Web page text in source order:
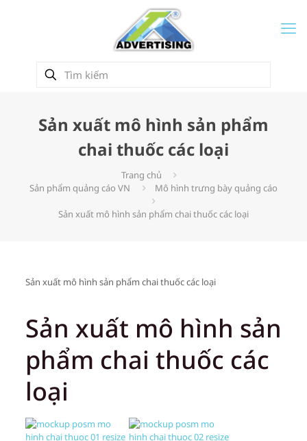
Sản xuất mô hình sản phẩm
chai thuốc các loại
Trang chủ
Sản phẩm quảng cáo VN
Mô hình trưng bày quảng cáo
Sản xuất mô hình sản phẩm chai thuốc các loại
Sản xuất mô hình sản phẩm chai thuốc các loại
Sản xuất mô hình sản
phẩm chai thuốc các
loại